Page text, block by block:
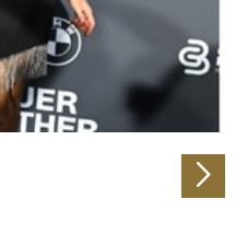
Informationen zu Ihrer
unsere Partner für
weiter. Unsere
möglicherweise mit
Sie ihnen bereitgestellt